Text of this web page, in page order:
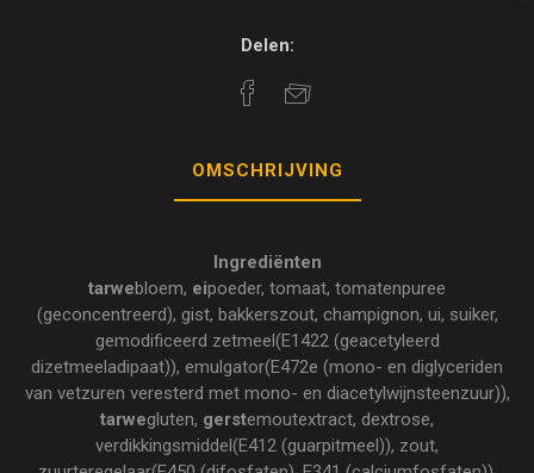
Delen:
OMSCHRIJVING
Ingrediënten
tarwebloem, eipoeder, tomaat, tomatenpuree
(geconcentreerd), gist, bakkerszout, champignon, ui, suiker,
gemodificeerd zetmeel(E1422 (geacetyleerd
dizetmeeladipaat)), emulgator(E472e (mono- en diglyceriden
van vetzuren veresterd met mono- en diacetylwijnsteenzuur)),
tarwegluten, gerstemoutextract, dextrose,
verdikkingsmiddel(E412 (guarpitmeel)), zout,